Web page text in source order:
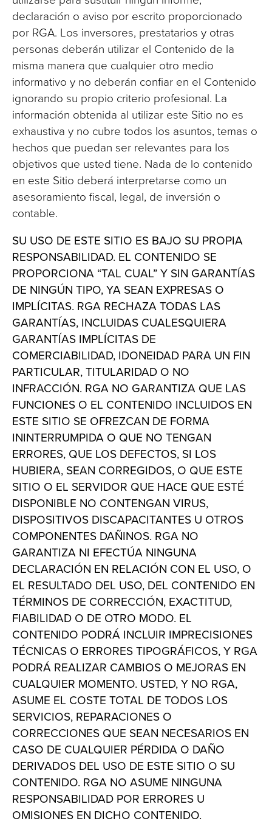
declaración o aviso por escrito proporcionado
por RGA. Los inversores, prestatarios y otras
personas deberán utilizar el Contenido de la
misma manera que cualquier otro medio
informativo y no deberán confiar en el Contenido
ignorando su propio criterio profesional. La
información obtenida al utilizar este Sitio no es
exhaustiva y no cubre todos los asuntos, temas o
hechos que puedan ser relevantes para los
objetivos que usted tiene. Nada de lo contenido
en este Sitio deberá interpretarse como un
asesoramiento fiscal, legal, de inversión o
contable.
SU USO DE ESTE SITIO ES BAJO SU PROPIA
RESPONSABILIDAD. EL CONTENIDO SE
PROPORCIONA “TAL CUAL” Y SIN GARANTÍAS
DE NINGÚN TIPO, YA SEAN EXPRESAS O
IMPLÍCITAS. RGA RECHAZA TODAS LAS
GARANTÍAS, INCLUIDAS CUALESQUIERA
GARANTÍAS IMPLÍCITAS DE
COMERCIABILIDAD, IDONEIDAD PARA UN FIN
PARTICULAR, TITULARIDAD O NO
INFRACCIÓN. RGA NO GARANTIZA QUE LAS
FUNCIONES O EL CONTENIDO INCLUIDOS EN
ESTE SITIO SE OFREZCAN DE FORMA
ININTERRUMPIDA O QUE NO TENGAN
ERRORES, QUE LOS DEFECTOS, SI LOS
HUBIERA, SEAN CORREGIDOS, O QUE ESTE
SITIO O EL SERVIDOR QUE HACE QUE ESTÉ
DISPONIBLE NO CONTENGAN VIRUS,
DISPOSITIVOS DISCAPACITANTES U OTROS
COMPONENTES DAÑINOS. RGA NO
GARANTIZA NI EFECTÚA NINGUNA
DECLARACIÓN EN RELACIÓN CON EL USO, O
EL RESULTADO DEL USO, DEL CONTENIDO EN
TÉRMINOS DE CORRECCIÓN, EXACTITUD,
FIABILIDAD O DE OTRO MODO. EL
CONTENIDO PODRÁ INCLUIR IMPRECISIONES
TÉCNICAS O ERRORES TIPOGRÁFICOS, Y RGA
PODRÁ REALIZAR CAMBIOS O MEJORAS EN
CUALQUIER MOMENTO. USTED, Y NO RGA,
ASUME EL COSTE TOTAL DE TODOS LOS
SERVICIOS, REPARACIONES O
CORRECCIONES QUE SEAN NECESARIOS EN
CASO DE CUALQUIER PÉRDIDA O DAÑO
DERIVADOS DEL USO DE ESTE SITIO O SU
CONTENIDO. RGA NO ASUME NINGUNA
RESPONSABILIDAD POR ERRORES U
OMISIONES EN DICHO CONTENIDO.